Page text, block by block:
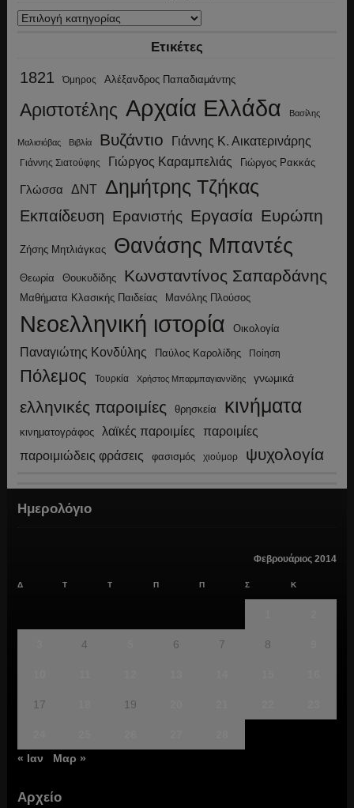
Κατηγορίες
Ετικέτες
1821 Όμηρος Αλέξανδρος Παπαδιαμάντης
Αριστοτέλης Αρχαία Ελλάδα Βασίλης
Μαλισιόβας Βιβλία Βυζάντιο Γιάννης Κ. Αικατερινάρης
Γιάννης Σιατούφης Γιώργος Καραμπελιάς Γιώργος Ρακκάς
Γλώσσα ΔΝΤ Δημήτρης Τζήκας
Εκπαίδευση Ερανιστής Εργασία Ευρώπη
Ζήσης Μητλιάγκας Θανάσης Μπαντές
Θεωρία Θουκυδίδης Κωνσταντίνος Σαπαρδάνης
Μαθήματα Κλασικής Παιδείας Μανόλης Πλούσος
Νεοελληνική ιστορία Οικολογία
Παναγιώτης Κονδύλης Παύλος Καρολίδης Ποίηση
Πόλεμος Τουρκία Χρήστος Μπαρμπαγιαννίδης γνωμικά
ελληνικές παροιμίες θρησκεία κινήματα
κινηματογράφος λαϊκές παροιμίες παροιμίες
παροιμιώδεις φράσεις φασισμός χιούμορ ψυχολογία
Ημερολόγιο
Φεβρουάριος 2014
Δ Τ Τ Π Π Σ Κ
4 6 7 8
17 19
« Ιαν
Μαρ »
Αρχείο